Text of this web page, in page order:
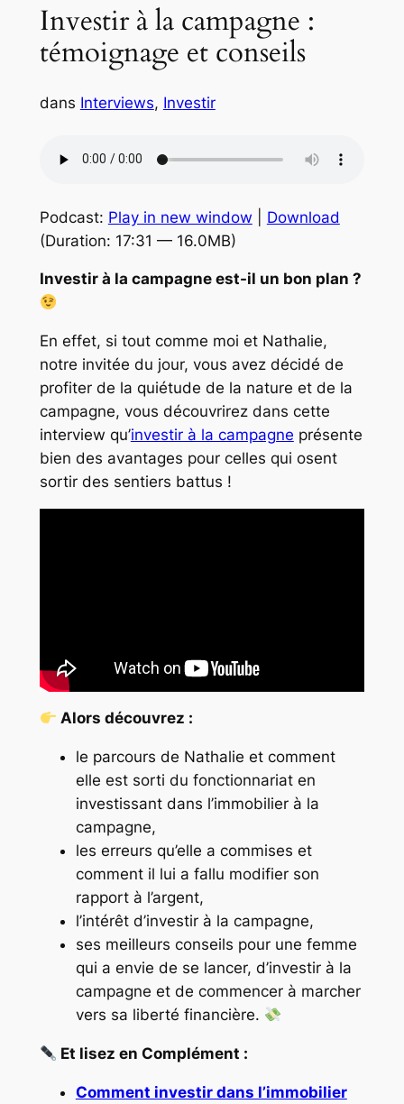
Investir à la campagne :
témoignage et conseils
dans Interviews, Investir
Podcast: Play in new window
Download
(Duration: 17:31 — 16.0MB)
Investir à la campagne est-il un bon plan ?
En effet, si tout comme moi et Nathalie,
notre invitée du jour, vous avez décidé de
profiter de la quiétude de la nature et de la
campagne, vous découvrirez dans cette
interview qu’investir à la campagne présente
bien des avantages pour celles qui osent
sortir des sentiers battus !
Alors découvrez :
le parcours de Nathalie et comment
elle est sorti du fonctionnariat en
investissant dans l’immobilier à la
campagne,
les erreurs qu’elle a commises et
comment il lui a fallu modifier son
rapport à l’argent,
l’intérêt d’investir à la campagne,
ses meilleurs conseils pour une femme
qui a envie de se lancer, d’investir à la
campagne et de commencer à marcher
vers sa liberté financière.
Et lisez en Complément :
Comment investir dans l’immobilier